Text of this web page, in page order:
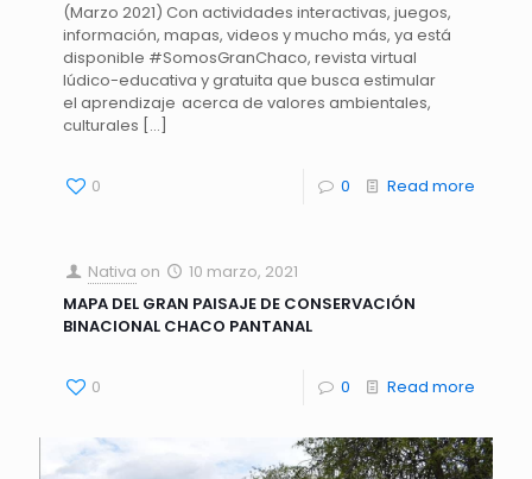
(Marzo 2021) Con actividades interactivas, juegos,
información, mapas, videos y mucho más, ya está
disponible #SomosGranChaco, revista virtual
lúdico-educativa y gratuita que busca estimular
el aprendizaje acerca de valores ambientales,
culturales […]
0 0 Read more
Nativa on
10 marzo, 2021
MAPA DEL GRAN PAISAJE DE CONSERVACIÓN
BINACIONAL CHACO PANTANAL
0 0 Read more